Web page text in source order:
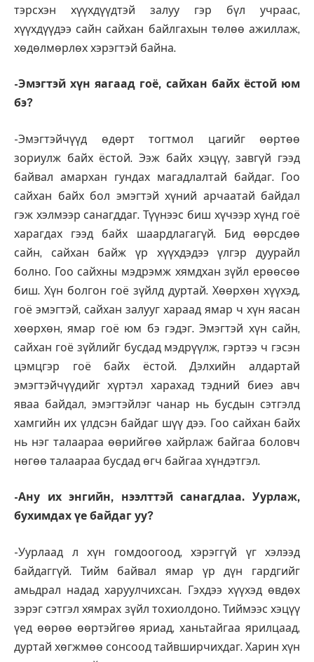
тэрсхэн хүүхдүүдтэй залуу гэр бүл учраас,
хүүхдүүдээ сайн сайхан байлгахын төлөө ажиллаж,
хөдөлмөрлөх хэрэгтэй байна.
-Эмэгтэй хүн яагаад гоё, сайхан байх ёстой юм
бэ?
-Эмэгтэйчүүд өдөрт тогтмол цагийг өөртөө
зориулж байх ёстой. Ээж байх хэцүү, завгүй гээд
байвал амархан гундах магадлалтай байдаг. Гоо
сайхан байх бол эмэгтэй хүний арчаатай байдал
гэж хэлмээр санагддаг. Түүнээс биш хүчээр хүнд гоё
харагдах гээд байх шаардлагагүй. Бид өөрсдөө
сайн, сайхан байж үр хүүхдэдээ үлгэр дуурайл
болно. Гоо сайхны мэдрэмж хямдхан зүйл ерөөсөө
биш. Хүн болгон гоё зүйлд дуртай. Хөөрхөн хүүхэд,
гоё эмэгтэй, сайхан залууг хараад ямар ч хүн яасан
хөөрхөн, ямар гоё юм бэ гэдэг. Эмэгтэй хүн сайн,
сайхан гоё зүйлийг бусдад мэдрүүлж, гэртээ ч гэсэн
цэмцгэр гоё байх ёстой. Дэлхийн алдартай
эмэгтэйчүүдийг хүртэл харахад тэдний биеэ авч
яваа байдал, эмэгтэйлэг чанар нь бусдын сэтгэлд
хамгийн их үлдсэн байдаг шүү дээ. Гоо сайхан байх
нь нэг талаараа өөрийгөө хайрлаж байгаа боловч
нөгөө талаараа бусдад өгч байгаа хүндэтгэл.
-Ану их энгийн, нээлттэй санагдлаа. Уурлаж,
бухимдах үе байдаг уу?
-Уурлаад л хүн гомдоогоод, хэрэггүй үг хэлээд
байдаггүй. Тийм байвал ямар үр дүн гардгийг
амьдрал надад харуулчихсан. Гэхдээ хүүхэд өвдөх
зэрэг сэтгэл хямрах зүйл тохиолдоно. Тиймээс хэцүү
үед өөрөө өөртэйгөө яриад, ханьтайгаа ярилцаад,
дуртай хөгжмөө сонсоод тайвширчихдаг. Харин хүн